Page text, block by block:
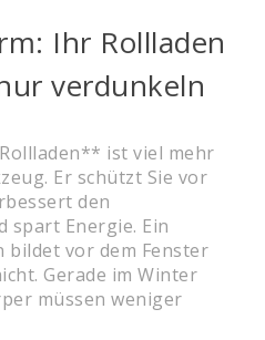
Ihr Rollladen
verdunkeln
ist viel mehr
Er schützt Sie vor
den
Energie. Ein
bildet vor dem Fenster
Gerade im Winter
müssen weniger